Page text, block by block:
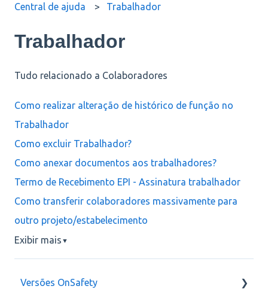
Central de ajuda Trabalhador
Trabalhador
Tudo relacionado a Colaboradores
Como realizar alteração de histórico de função no
Trabalhador
Como excluir Trabalhador?
Como anexar documentos aos trabalhadores?
Termo de Recebimento EPI - Assinatura trabalhador
Como transferir colaboradores massivamente para
outro projeto/estabelecimento
Exibir mais ▼
Versões OnSafety